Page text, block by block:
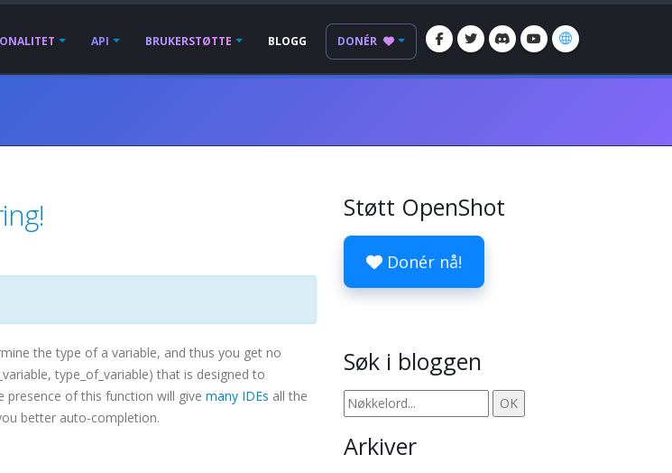
API BRUKERSTØTTE BLOGG DONÉR
the type of a variable, and thus you get no
type_of_variable) that is designed to
presence of this function will give many IDEs all the
better auto-completion.
Støtt OpenShot
Donér nå!
Søk i bloggen
Arkiver